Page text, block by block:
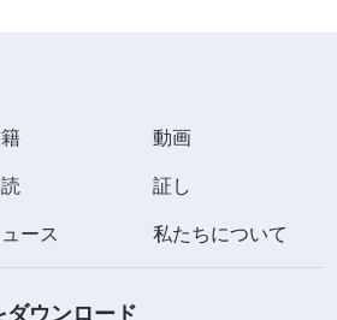
動画
証し
ース 私たちについて
ウンロード